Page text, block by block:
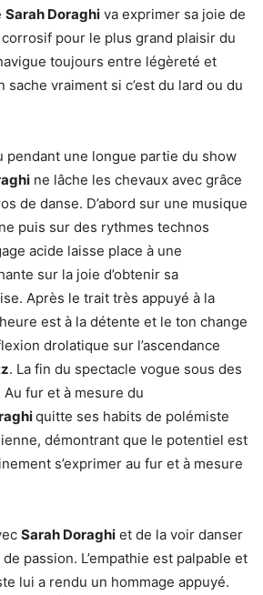
Sarah Doraghi va exprimer sa joie de
pour le plus grand plaisir du
toujours entre légèreté et
sache vraiment si c’est du lard ou du
pendant une longue partie du show
ne lâche les chevaux avec grâce
de danse. D’abord sur une musique
puis sur des rythmes technos
acide laisse place à une
sur la joie d’obtenir sa
Après le trait très appuyé à la
est à la détente et le ton change
drolatique sur l’ascendance
. La fin du spectacle vogue sous des
fur et à mesure du
quitte ses habits de polémiste
démontrant que le potentiel est
s’exprimer au fur et à mesure
Sarah Doraghi et de la voir danser
passion. L’empathie est palpable et
lui a rendu un hommage appuyé.